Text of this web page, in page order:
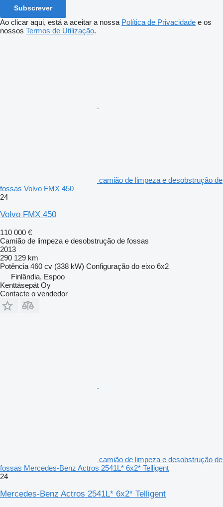
Subscrever
Ao clicar aqui, está a aceitar a nossa Política de Privacidade e os
nossos Termos de Utilização.
camião de limpeza e desobstrução de
fossas Volvo FMX 450
24
Volvo FMX 450
110 000 €
Camião de limpeza e desobstrução de fossas
2013
290 129 km
Potência 460 cv (338 kW) Configuração do eixo 6x2
Finlândia, Espoo
Kenttäsepät Oy
Contacte o vendedor
camião de limpeza e desobstrução de
fossas Mercedes-Benz Actros 2541L* 6x2* Telligent
24
Mercedes-Benz Actros 2541L* 6x2* Telligent